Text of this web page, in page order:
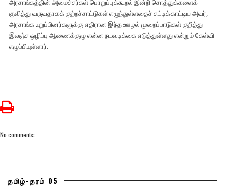
அரசாங்கத்தின் அமைச்சர்கள் பொறுப்புக்கூறல் இன்றி சொத்துக்களைக்
குவித்து வருவதாகக் குற்றச்சாட்டுகள் எழுந்துள்ளதைச் சுட்டிக்காட்டிய அவர்,
அரசாங்க உறுப்பினர்களுக்கு எதிரான இந்த ஊழல் முறைப்பாடுகள் குறித்து
இலஞ்ச ஒழிப்பு ஆணைக்குழு என்ன நடவடிக்கை எடுத்துள்ளது என்றும் கேள்வி
எழுப்பியுள்ளார்.
No comments:
தமிழ்-தரம் 05